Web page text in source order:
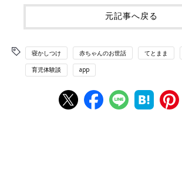
元記事へ戻る
寝かしつけ 赤ちゃんのお世話 てとまま
育児体験談 app